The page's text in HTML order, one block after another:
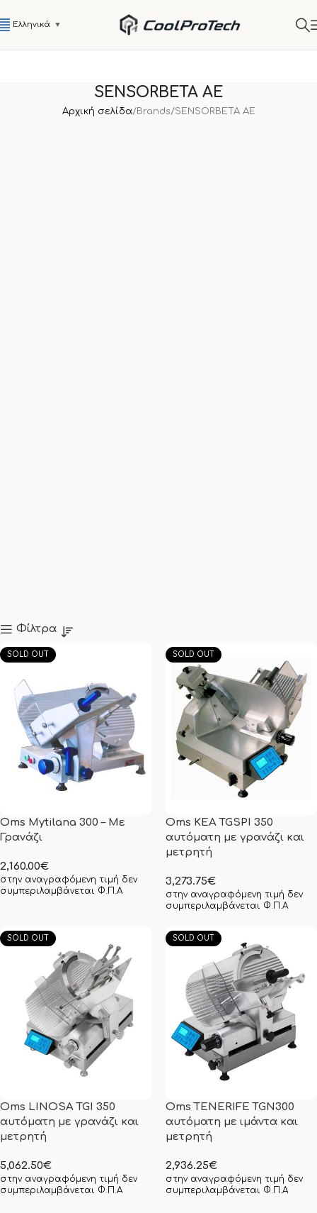
Ελληνικά ▼
SENSORBETA AE
Αρχική σελίδα Brands SENSORBETA AE
Φίλτρα
SOLD OUT
Oms Mytilana 300 – Με
Γρανάζι
2,160.00€
στην αναγραφόμενη τιμή δεν
συμπεριλαμβάνεται Φ.Π.Α
SOLD OUT
Oms KEA TGSPI 350
αυτόματη με γρανάζι και
μετρητή
3,273.75€
στην αναγραφόμενη τιμή δεν
συμπεριλαμβάνεται Φ.Π.Α
SOLD OUT
Oms LINOSA TGI 350
αυτόματη με γρανάζι και
μετρητή
5,062.50€
στην αναγραφόμενη τιμή δεν
συμπεριλαμβάνεται Φ.Π.Α
SOLD OUT
Oms TENERIFE TGN300
αυτόματη με ιμάντα και
μετρητή
2,936.25€
στην αναγραφόμενη τιμή δεν
συμπεριλαμβάνεται Φ.Π.Α